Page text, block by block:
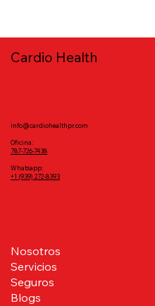
Cardio Health
info@cardiohealthpr.com
Oficina:
787-726-7438
‪Whatsapp:
+1 (939) 272‑8393‬
Nosotros
Servicios
Seguros
Blogs